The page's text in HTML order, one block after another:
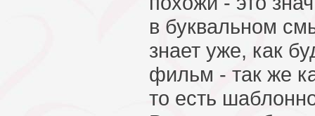
в буквальном
знает уже, как
фильм - так же
то есть